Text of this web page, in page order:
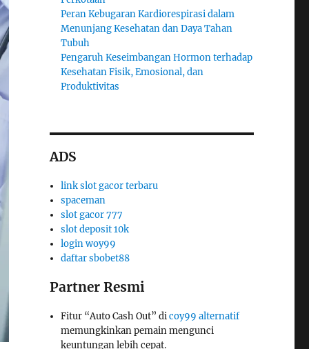
Peran Kebugaran Kardiorespirasi dalam
Menunjang Kesehatan dan Daya Tahan
Tubuh
Pengaruh Keseimbangan Hormon terhadap
Kesehatan Fisik, Emosional, dan
Produktivitas
ADS
link slot gacor terbaru
spaceman
slot gacor 777
slot deposit 10k
login woy99
daftar sbobet88
Partner Resmi
Fitur “Auto Cash Out” dicoy99 alternatif
memungkinkan pemain mengunci
keuntungan lebih cepat.